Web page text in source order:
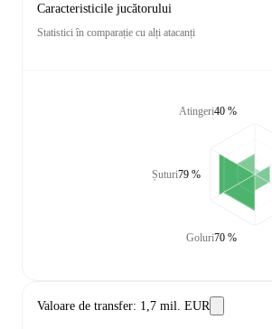
Caracteristicile jucătorului
Statistici în comparație cu alți atacanți
Atingeri40 %
Șuturi79 %
Goluri70 %
Valoare de transfer: 1,7 mil. EUR